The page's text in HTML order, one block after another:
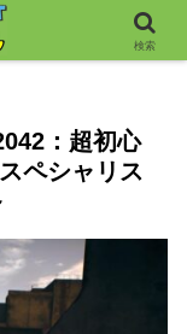
：超初心
ペシャリス
検索